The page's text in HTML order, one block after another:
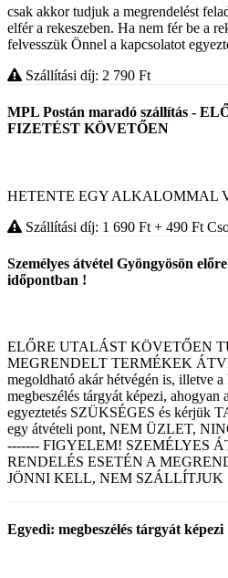
csak akkor tudjuk a megrendelést
elfér a rekeszeben. Ha nem fér be a
felvesszük Önnel a kapcsolatot
Szállítási díj: 2 790 Ft
MPL Postán maradó szállítás -
FIZETÉST KÖVETŐEN
HETENTE EGY ALKALOMMAL
Szállítási díj: 1 690 Ft + 490 Ft
Személyes átvétel Gyöngyösön
időpontban !
ELŐRE UTALÁST KÖVETŐEN
MEGRENDELT TERMÉKEK
megoldható akár hétvégén is, illetve
megbeszélés tárgyát képezi,
egyeztetés SZÜKSÉGES és kérjük
egy átvételi pont, NEM ÜZLET,
------- FIGYELEM! SZEMÉLYES
RENDELÉS ESETÉN A
JÖNNI KELL, NEM SZÁLLÍTJUK
Egyedi: megbeszélés tárgyát képezi